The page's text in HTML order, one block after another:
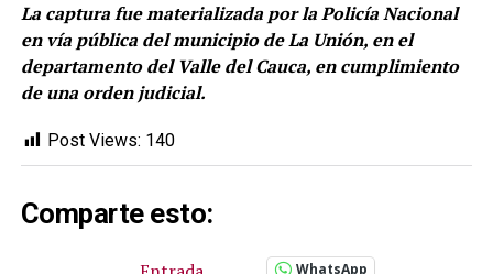
La captura fue materializada por la Policía Nacional
en vía pública del municipio de La Unión, en el
departamento del Valle del Cauca, en cumplimiento
de una orden judicial.
Post Views: 140
Comparte esto:
WhatsApp